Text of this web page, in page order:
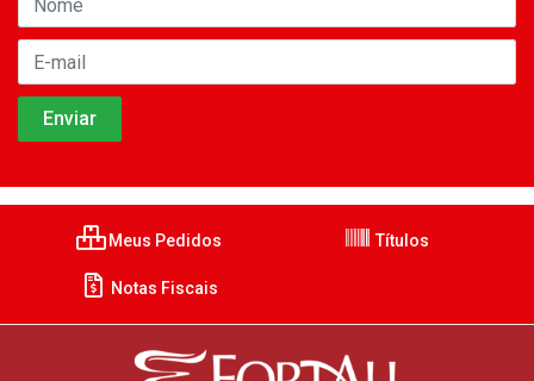
Meus Pedidos Títulos
Notas Fiscais